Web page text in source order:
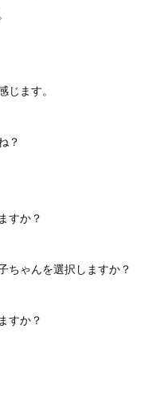
ます。
？
すか？
ちゃんを選択しますか？
すか？